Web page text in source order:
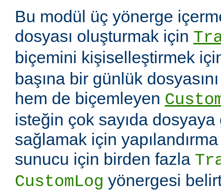
Bu modül üç yönerge
dosyası oluşturmak için
biçemini kişiselleştirmek
başına bir günlük
hem de biçemleyen
isteğin çok sayıda
sağlamak için
sunucu için birden fazla
CustomLog yönergesi